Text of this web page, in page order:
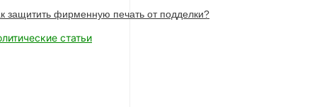
защитить фирменную печать от подделки?
статьи